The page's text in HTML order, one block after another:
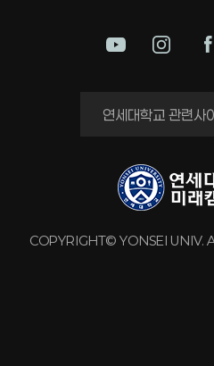
COPYRIGHT© YONSEI UNIV.
연세대학교 관련사
미래평생교
연구실 안전관
세브란스
강남세브란